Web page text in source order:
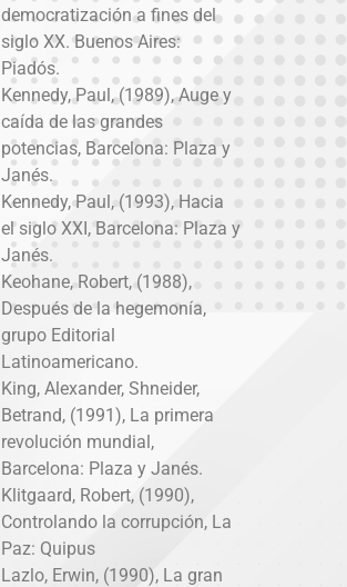
democratización a fines del
siglo XX. Buenos Aires:
Piadós.
Kennedy, Paul, (1989), Auge y
caída de las grandes
potencias, Barcelona: Plaza y
Janés.
Kennedy, Paul, (1993), Hacia
el siglo XXI, Barcelona: Plaza y
Janés.
Keohane, Robert, (1988),
Después de la hegemonía,
grupo Editorial
Latinoamericano.
King, Alexander, Shneider,
Betrand, (1991), La primera
revolución mundial,
Barcelona: Plaza y Janés.
Klitgaard, Robert, (1990),
Controlando la corrupción, La
Paz: Quipus
Lazlo, Erwin, (1990), La gran